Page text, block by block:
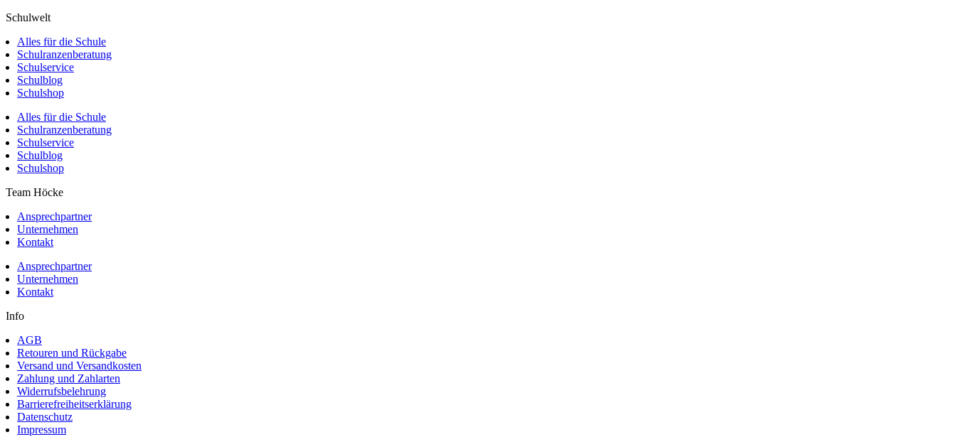
Schulwelt
Alles für die Schule
Schulranzenberatung
Schulservice
Schulblog
Schulshop
Alles für die Schule
Schulranzenberatung
Schulservice
Schulblog
Schulshop
Team Höcke
Ansprechpartner
Unternehmen
Kontakt
Ansprechpartner
Unternehmen
Kontakt
Info
AGB
Retouren und Rückgabe
Versand und Versandkosten
Zahlung und Zahlarten
Widerrufsbelehrung
Barrierefreiheitserklärung
Datenschutz
Impressum